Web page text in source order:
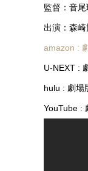
監督：音
出演：森
amazon :
U-NEXT :
hulu : 劇場
YouTube :